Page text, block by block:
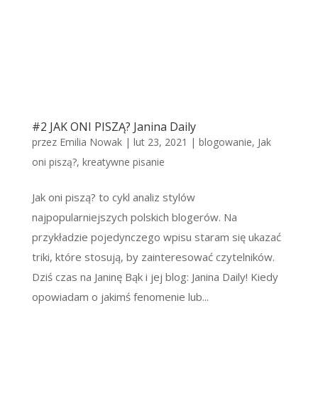
#2 JAK ONI PISZĄ? Janina Daily
przez Emilia Nowak| lut 23, 2021 | blogowanie, Jak
oni piszą?, kreatywne pisanie
Jak oni piszą? to cykl analiz stylów
najpopularniejszych polskich blogerów. Na
przykładzie pojedynczego wpisu staram się ukazać
triki, które stosują, by zainteresować czytelników.
Dziś czas na Janinę Bąk i jej blog: Janina Daily! Kiedy
opowiadam o jakimś fenomenie lub...